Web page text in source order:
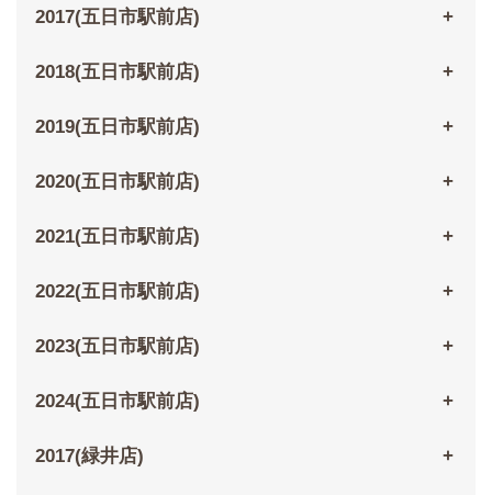
2017(五日市駅前店)
2018(五日市駅前店)
2019(五日市駅前店)
2020(五日市駅前店)
2021(五日市駅前店)
2022(五日市駅前店)
2023(五日市駅前店)
2024(五日市駅前店)
2017(緑井店)